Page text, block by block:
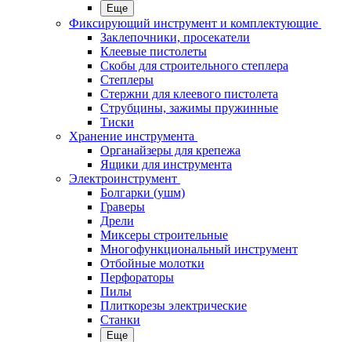
Еще
Фиксирующий инструмент и комплектующие
Заклепочники, просекатели
Клеевые пистолеты
Скобы для строительного степлера
Степлеры
Стержни для клеевого пистолета
Струбцины, зажимы пружинные
Тиски
Хранение инструмента
Органайзеры для крепежа
Ящики для инструмента
Электроинструмент
Болгарки (ушм)
Граверы
Дрели
Миксеры строительные
Многофункциональный инструмент
Отбойные молотки
Перфораторы
Пилы
Плиткорезы электрические
Станки
Еще